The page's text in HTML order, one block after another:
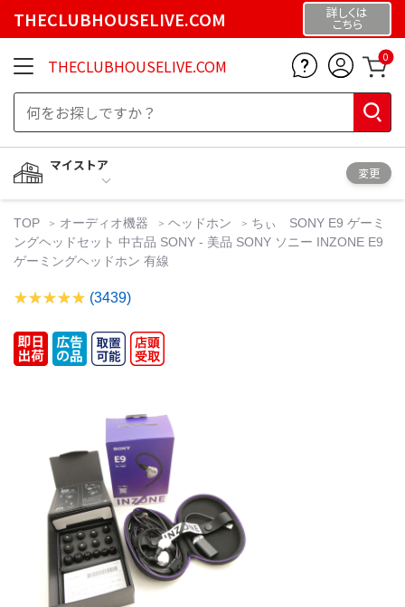
THECLUBHOUSELIVE.COM 詳しくは
こちら
THECLUBHOUSELIVE.COM 0
マイストア
変更
TOP オーディオ機器 ヘッドホン
ちぃ SONY E9 ゲーミ
ングヘッドセット 中古品 SONY - 美品 SONY ソニー INZONE E9
ゲーミングヘッドホン 有線
(3439)